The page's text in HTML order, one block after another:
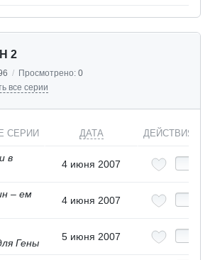
2
/ Просмотрено: 0
все серии
СЕРИИ ДАТА ДЕЙСТВИЯ
в
4 июня 2007
– ем
4 июня 2007
Гены
5 июня 2007